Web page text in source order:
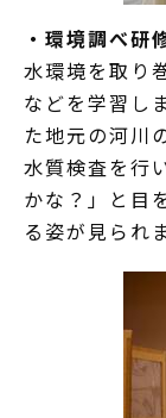
・環境調べ研
水環境を取り
などを学習し
た地元の河川
水質検査を行
かな？」と目
る姿が見られ